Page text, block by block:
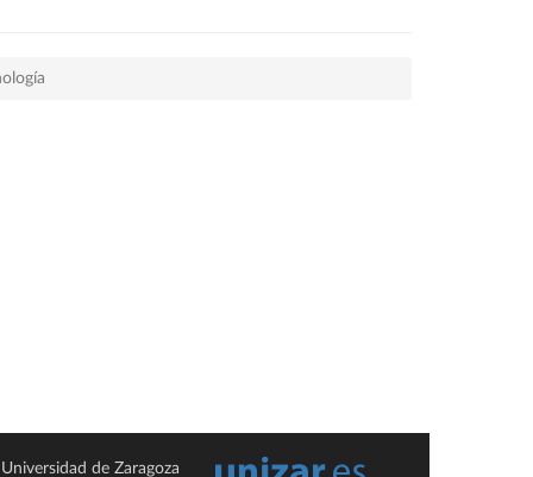
Universidad de Zaragoza